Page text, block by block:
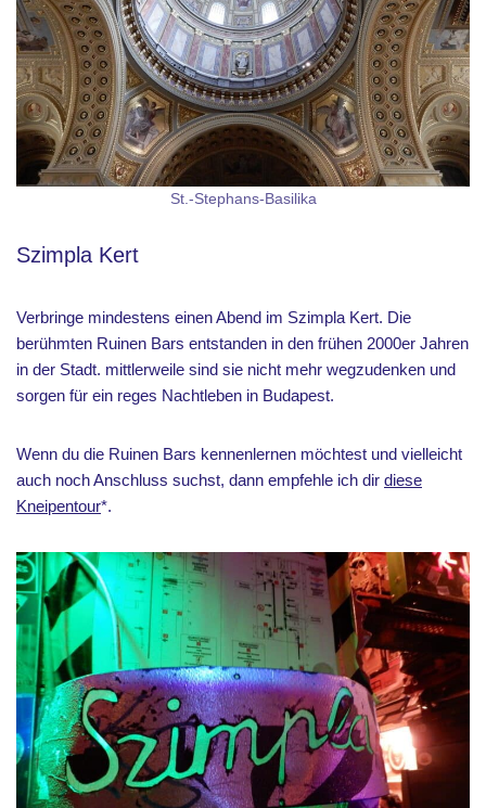
St.-Stephans-Basilika
Szimpla Kert
Verbringe mindestens einen Abend im Szimpla Kert. Die
berühmten Ruinen Bars entstanden in den frühen 2000er Jahren
in der Stadt. mittlerweile sind sie nicht mehr wegzudenken und
sorgen für ein reges Nachtleben in Budapest.
Wenn du die Ruinen Bars kennenlernen möchtest und vielleicht
auch noch Anschluss suchst, dann empfehle ich dir diese
Kneipentour*.